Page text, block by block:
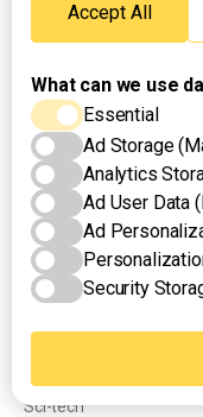
National News
Sports
Entertainment
Politics
Health & Lifestyle
Weather
& Environment
Crime
Sci-tech
Accept All
What can we use
Essential
Ad Storage
Analytics
Ad User Data
Ad
Security